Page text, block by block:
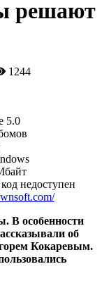
решают
1244
5.0
недоступен
В особенности
об
Кокаревым.